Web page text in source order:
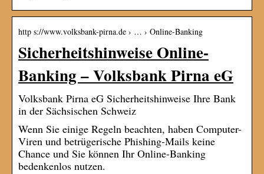
http s://www.volksbank-pirna.de › … › Online-Banking
Sicherheitshinweise Online-
Banking – Volksbank Pirna eG
Volksbank Pirna eG Sicherheitshinweise Ihre Bank
in der Sächsischen Schweiz
Wenn Sie einige Regeln beachten, haben Computer-
Viren und betrügerische Phishing-Mails keine
Chance und Sie können Ihr Online-Banking
bedenkenlos nutzen.